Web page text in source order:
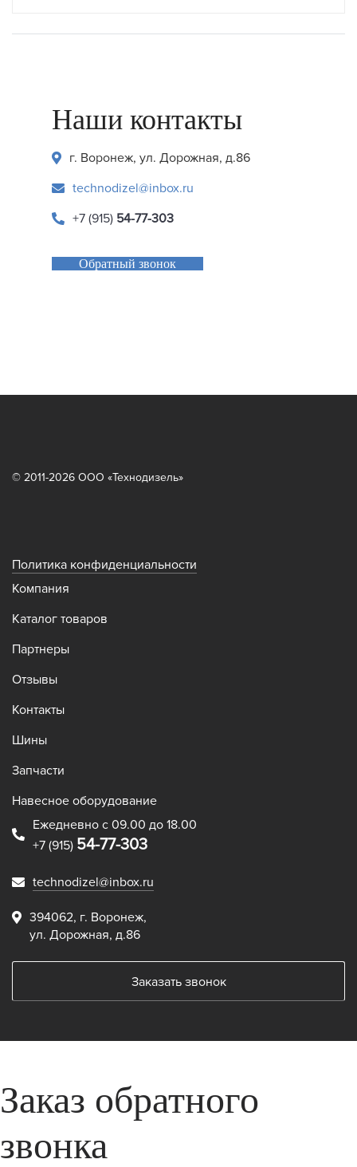
Наши контакты
г. Воронеж, ул. Дорожная, д.86
technodizel@inbox.ru
+7 (915) 54-77-303
Обратный звонок
© 2011-2026 ООО «Технодизель»
Политика конфиденциальности
Компания
Каталог товаров
Партнеры
Отзывы
Контакты
Шины
Запчасти
Навесное оборудование
Ежедневно с 09.00 до 18.00
+7 (915) 54-77-303
technodizel@inbox.ru
394062, г. Воронеж,
ул. Дорожная, д.86
Заказать звонок
Заказ обратного
звонка